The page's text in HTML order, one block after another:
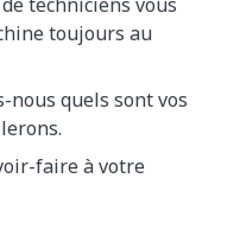
toujours au
nous quels sont vos
faire à votre